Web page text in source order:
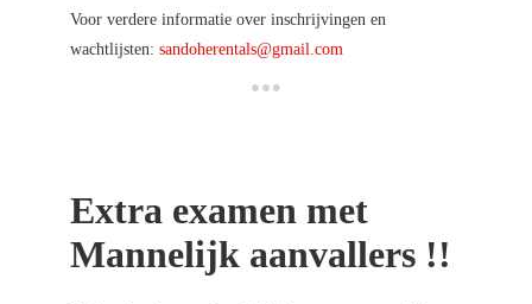
Voor verdere informatie over inschrijvingen en
wachtlijsten: sandoherentals@gmail.com
Extra examen met
Mannelijk aanvallers !!